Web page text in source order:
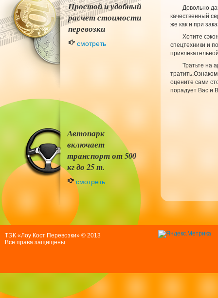
Простой и удобный
расчет стоимости
перевозки
смотреть
Автопарк
включает
транспорт от 500
кг до 25 т.
смотреть
Довольно
качественный
же как и при
Хотите
спецтехники и
Тратьте на
оцените сами
порадует Вас и
ТЭК «Лоу Кост Перевозки» © 2013
Все права защищены